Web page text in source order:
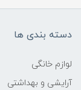
دسته بندی ها
لوازم خانگی
آرایشی و بهداشتی